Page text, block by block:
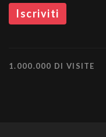
1.000.000 DI VISITE